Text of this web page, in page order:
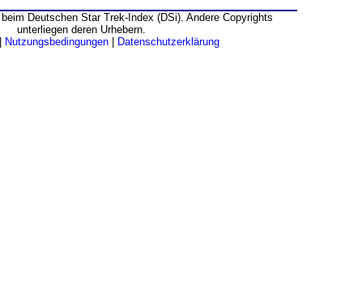
Deutschen Star Trek-Index (DSi). Andere Copyrights
unterliegen deren Urhebern.
Nutzungsbedingungen Datenschutzerklärung